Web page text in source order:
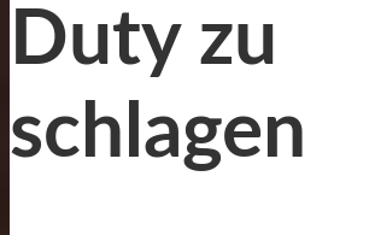
Duty zu
schlagen